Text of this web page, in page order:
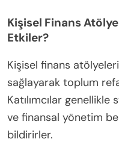
Katkıda
Finansal eğitimin
arasında uyum
etkileşim yer alır.
öğrenme stillerine